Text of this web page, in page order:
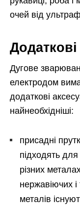
очей від
Дугове
електродом
додаткові
найнеобхідніші:
присадні
підходять
різних
нержавіючих
металів